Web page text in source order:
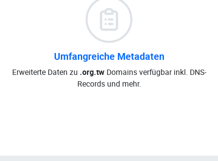
Umfangreiche Metadaten
Erweiterte Daten zu .org.twDomains verfügbar inkl. DNS-
Records und mehr.